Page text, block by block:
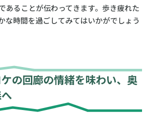
あることが伝わってきます。歩き疲れた
な時間を過ごしてみてはいかがでしょう
の回廊の情緒を味わい、奥